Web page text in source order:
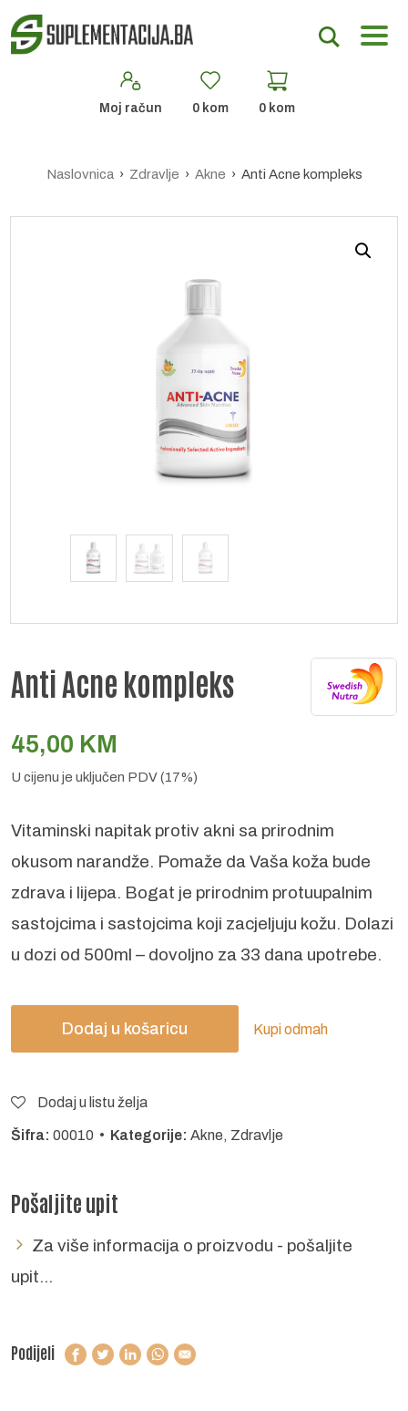
Moj račun 0 kom 0 kom
Naslovnica› Zdravlje › Akne › Anti Acne kompleks
Anti Acne kompleks
45,00 KM
U cijenu je uključen PDV (17%)
Vitaminski napitak protiv akni sa prirodnim
okusom narandže. Pomaže da Vaša koža bude
zdrava i lijepa. Bogat je prirodnim protuupalnim
sastojcima i sastojcima koji zacjeljuju kožu. Dolazi
u dozi od 500ml – dovoljno za 33 dana upotrebe.
Dodaj u košaricu Kupi odmah
Dodaj u listu želja
Šifra: 00010 • Kategorije: Akne, Zdravlje
Pošaljite upit
Za više informacija o proizvodu - pošaljite
upit...
Podijeli